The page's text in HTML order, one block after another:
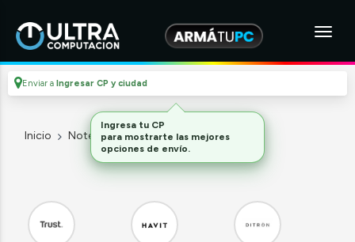
Enviar a Ingresar CP y ciudad
Inicio Notebooks Y Tablets Accesorios
Ingresa tu CP
para mostrarte las mejores
opciones de envío.